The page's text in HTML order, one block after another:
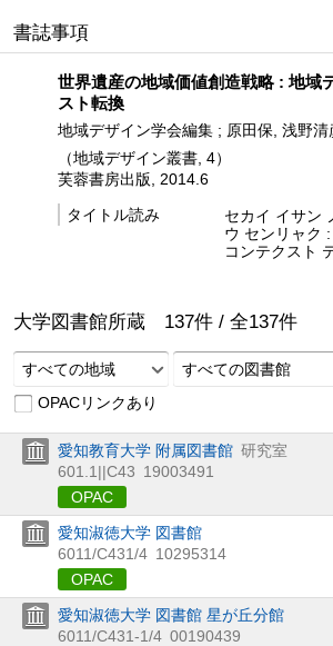
書誌事項
世界遺産の地域価値創造戦略 : 地域
スト転換
地域デザイン学会編集 ; 原田保, 浅野
（地域デザイン叢書, 4）
芙蓉書房出版, 2014.6
タイトル読み
セカイ イサン
ウ センリャク
コンテクスト
大学図書館所蔵 137件 / 全137件
すべての地域
すべての図書館
OPACリンクあり
愛知教育大学 附属図書館 研究室
601.1||C43 19003491
OPAC
愛知淑徳大学 図書館
6011/C431/4 10295314
OPAC
愛知淑徳大学 図書館 星が丘分館
6011/C431-1/4 00190439